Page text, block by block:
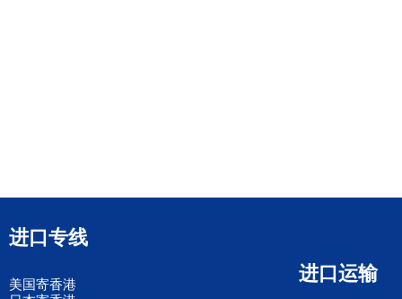
进口专线
美国寄香港
进口运输